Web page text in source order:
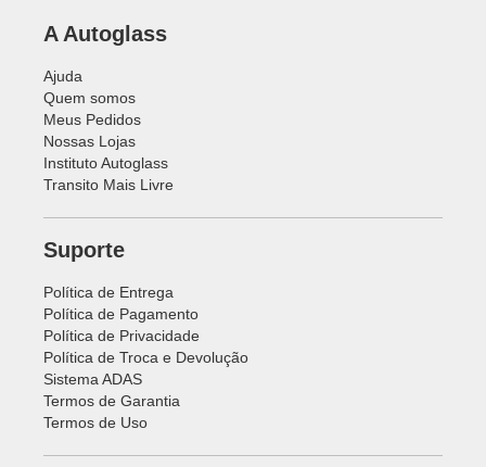
A Autoglass
Ajuda
Quem somos
Meus Pedidos
Nossas Lojas
Instituto Autoglass
Transito Mais Livre
Suporte
Política de Entrega
Política de Pagamento
Política de Privacidade
Política de Troca e Devolução
Sistema ADAS
Termos de Garantia
Termos de Uso